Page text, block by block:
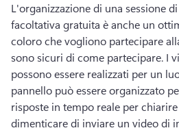
L'organizzazione di una sessione
facoltativa gratuita è anche un
coloro che vogliono partecipare
sono sicuri di come partecipare. I
possono essere realizzati per un
pannello può essere organizzato
risposte in tempo reale per
dimenticare di inviare un video di